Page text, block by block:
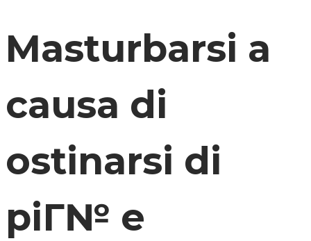
Masturbarsi a
causa di
ostinarsi di
piГ№ e